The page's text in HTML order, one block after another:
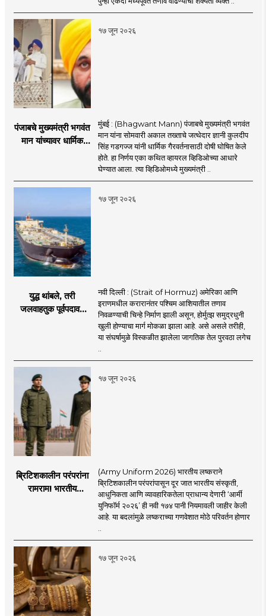
इराण-अमेरिकेत आरोप-
प्रत्यारोप
१७ जून २०२६
पंजाबचे मुख्यमंत्री भगवंत
मान यांच्यावर धार्मिक
खळबळ
मुंबई : (Bhagwant Mann) पंजाबचे मुख्यमंत्री भगवंत
मान यांना सोमवारी अकाल तख्ताचे जत्थेदार ज्ञानी कुलदीप
सिंह गडगज्ज यांनी धार्मिक गैरवर्तनासाठी दोषी घोषित केले
होते. हा निर्णय एका कथित व्हायरल व्हिडिओच्या आधारे
घेण्यात आला. त्या व्हिडिओमध्ये मुख्यमंत्री ..
१७ जून २०२६
युद्ध थांबले, तरी
जलवाहतुक पूर्वपदावर
चिंता.
नवी दिल्ली : (Strait of Hormuz) अमेरिका आणि
इराणमधील करारानंतर पश्चिम आशियातील तणाव
निवळण्याची चिन्हे निर्माण झाली असून, होर्मुत्झ समुद्रधुनी
खुली होण्याचा मार्ग मोकळा झाला आहे. असे असले तरीही,
या संघर्षामुळे विस्कळीत झालेला जागतिक तेल पुरवठा लगेच
१७ जून २०२६
ब्रिटिशकालीन परंपरांना
रामराम! भारतीय
(Army Uniform 2026) भारतीय लष्कराने
ब्रिटिशकालीन परंपरांपासून दूर जात भारतीय संस्कृती,
आधुनिकता आणि व्यावहारिकतेला प्राधान्य देणारी ‘आर्मी
युनिफॉर्म २०२६’ ही नवी १७४ पानी नियमावली जाहीर केली
आहे. या बदलांमुळे लष्कराच्या गणवेशात मोठे परिवर्तन होणार
१७ जून २०२६